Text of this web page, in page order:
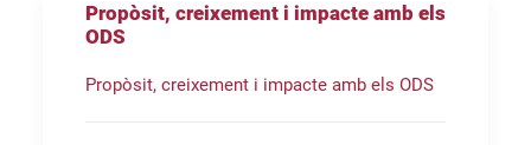
Propòsit, creixement i impacte amb els
ODS
Propòsit, creixement i impacte amb els ODS